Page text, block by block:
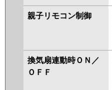
親子リモコン制御
換気扇連動時ＯＮ／
ＯＦＦ